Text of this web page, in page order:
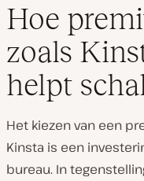
Hoe
zoals
helpt
Het kiezen van een
Kinsta is een
bureau. In